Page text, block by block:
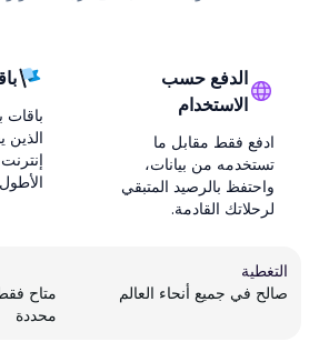
الدفع حسب
الاستخدام
ادفع فقط مقابل ما
تستخدمه من بيانات،
واحتفظ بالرصيد المتبقي
لرحلاتك القادمة.
باقات
الذين
التغطية
صالح في جميع أنحاء العالم
متاح
محددة